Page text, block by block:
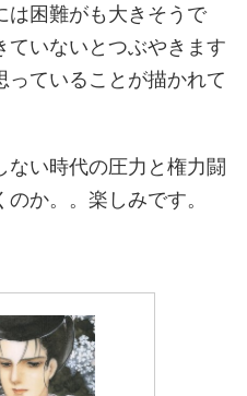
は困難がも大きそうで
ていないとつぶやきます
っていることが描かれて
ない時代の圧力と権力闘
か。。楽しみです。